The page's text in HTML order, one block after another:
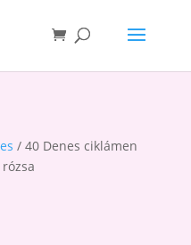
/ 40 Denes ciklámen